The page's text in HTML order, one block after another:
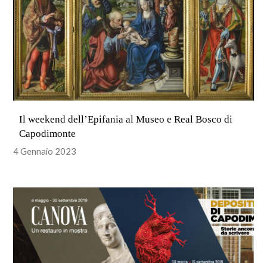
Il weekend dell’Epifania al Museo e Real Bosco di
Capodimonte
4 Gennaio 2023